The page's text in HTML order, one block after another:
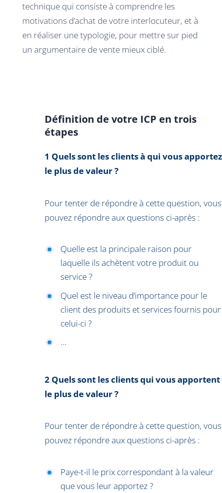
technique qui consiste à comprendre les
motivations d’achat de votre interlocuteur, et à
en réaliser une typologie, pour mettre sur pied
un argumentaire de vente mieux ciblé.
Définition de votre ICP en trois
étapes
1 Quels sont les clients à qui vous apportez
le plus de valeur ?
Pour tenter de répondre à cette question, vous
pouvez répondre aux questions ci-après :
Quelle est la principale raison pour
laquelle ils achètent votre produit ou
service ?
Quel est le niveau d’importance pour le
client des produits et services fournis pour
celui-ci ?
…
2 Quels sont les clients qui vous apportent
le plus de valeur ?
Pour tenter de répondre à cette question, vous
pouvez répondre aux questions ci-après :
Paye-t-il le prix correspondant à la valeur
que vous leur apportez ?